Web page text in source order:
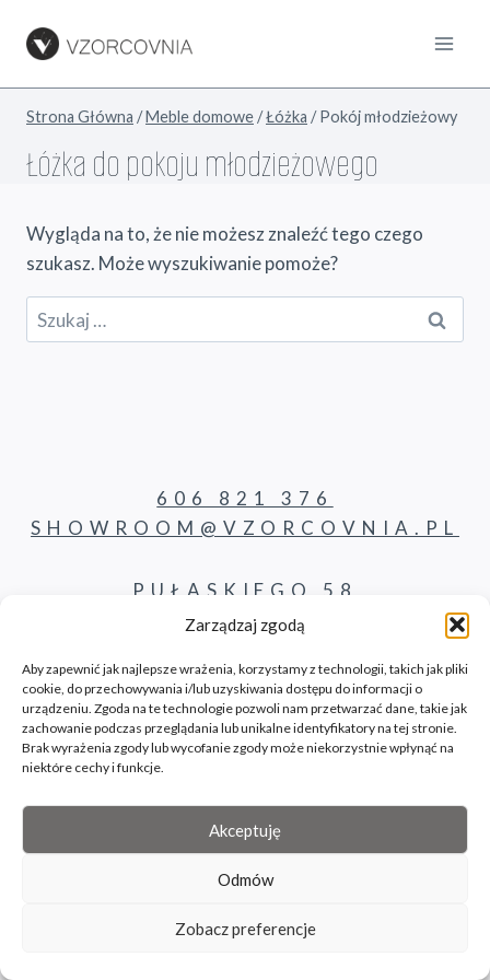
Zarządzaj zgodą
Aby zapewnić jak najlepsze wrażenia, korzystamy z technologii, takich jak pliki
cookie, do przechowywania i/lub uzyskiwania dostępu do informacji o
urządzeniu. Zgoda na te technologie pozwoli nam przetwarzać dane, takie jak
zachowanie podczas przeglądania lub unikalne identyfikatory na tej stronie.
Brak wyrażenia zgody lub wycofanie zgody może niekorzystnie wpłynąć na
niektóre cechy i funkcje.
Akceptuję
Odmów
Zobacz preferencje
Strona Główna /Meble domowe/Łóżka / Pokój młodzieżowy
Łóżka do pokoju młodzieżowego
Wygląda na to, że nie możesz znaleźć tego czego
szukasz. Może wyszukiwanie pomoże?
Szukaj:
606 821 376
SHOWROOM@VZORCOVNIA.PL
PUŁASKIEGO 58
62-800 KALISZ
PRODUKTY
KONTAKT
BLOG
© 2026 Vzorcovnia site by bilbil.pl